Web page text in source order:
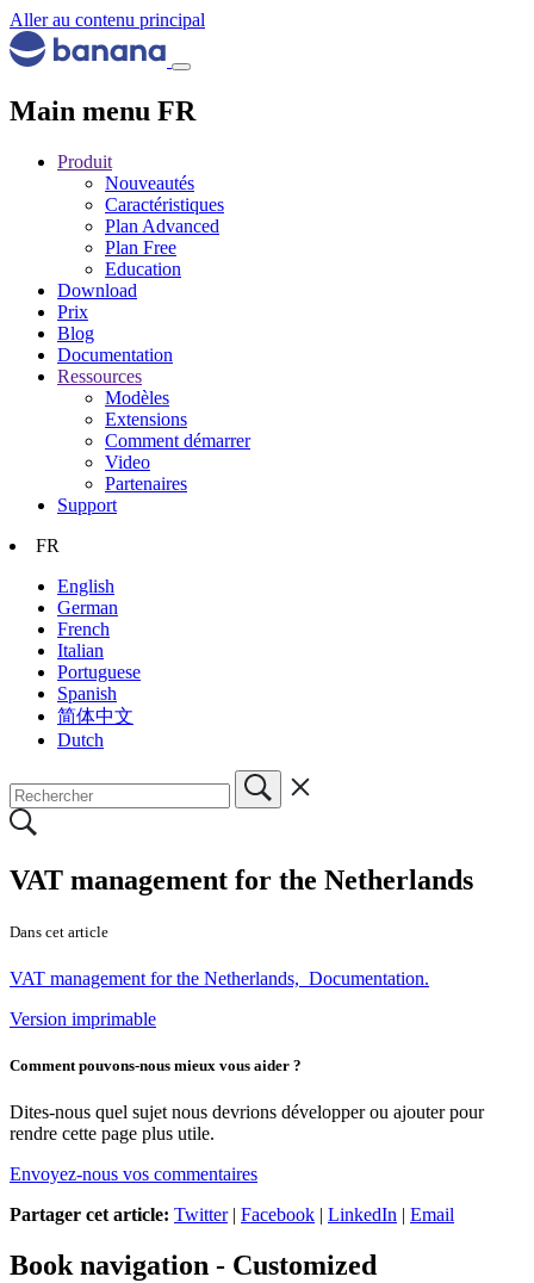
Aller au contenu principal
Main menu FR
Produit
Nouveautés
Caractéristiques
Plan Advanced
Plan Free
Education
Download
Prix
Blog
Documentation
Ressources
Modèles
Extensions
Comment démarrer
Video
Partenaires
Support
FR
English
German
French
Italian
Portuguese
Spanish
简体中文
Dutch
VAT management for the Netherlands
Dans cet article
VAT management for the Netherlands, Documentation.
Version imprimable
Comment pouvons-nous mieux vous aider ?
Dites-nous quel sujet nous devrions développer ou ajouter pour
rendre cette page plus utile.
Envoyez-nous vos commentaires
Partager cet article: Twitter| Facebook | LinkedIn | Email
Book navigation - Customized